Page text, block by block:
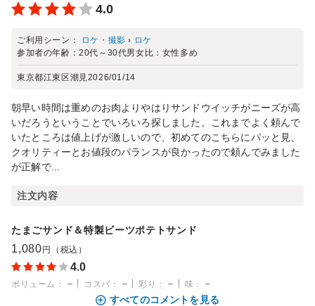
4.0
ご利用シーン： ロケ・撮影 › ロケ
参加者の年齢：20代～30代男女比： 女性多め
東京都江東区潮見2026/01/14
朝早い時間は重めのお肉よりやはりサンドウイッチがニーズが高
いだろうということでいろいろ探しました。これまでよく頼んで
いたところは値上げが激しいので、初めてのこちらにパッと見、
クオリティーとお値段のバランスが良かったので頼んでみました
が正解で...
注文内容
たまごサンド＆特製ビーツポテトサンド
1,080 円（税込）
4.0
ボリューム ： － コスパ ： － 彩り ： － 味 ：
－
すべてのコメントを見る